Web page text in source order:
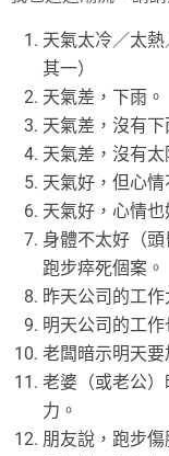
天氣太冷／太
其一）
天氣差，下雨。
天氣差，沒有下
天氣差，沒有
天氣好，但心情
天氣好，心情
身體不太好（
跑步瘁死個案。
昨天公司的工
明天公司的工
老闆暗示明天要
老婆（或老公
力。
朋友說，跑步傷